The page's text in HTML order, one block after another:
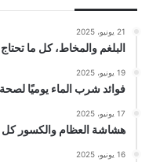
21 يونيو، 2025
البلغم والمخاط، كل ما تحتاج
19 يونيو، 2025
فوائد شرب الماء يوميًا
17 يونيو، 2025
هشاشة العظام والكسور
16 يونيو، 2025